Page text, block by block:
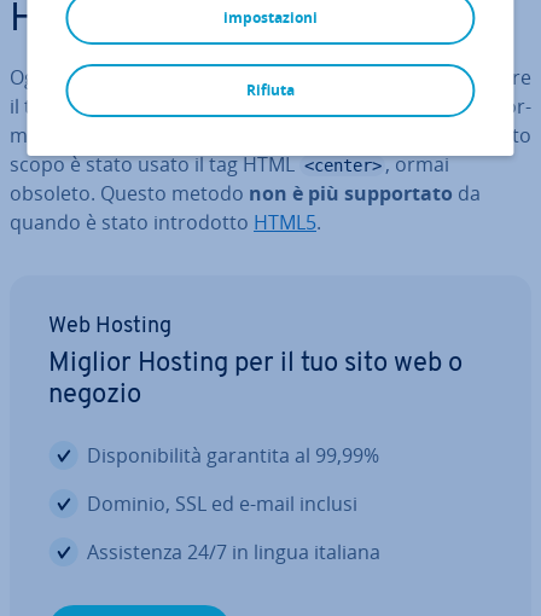
HTML
Oggi, ilcomando CSS
è uti­liz­za­to per centrare
il testo in HTML. Questa istru­zio­ne viene uti­liz­za­ta per for­
mat­ta­re il testo in oriz­zon­ta­le. Per molto tempo, a questo
scopo è stato usato il tag HTML <center> , ormai
obsoleto. Questo metodo non è più sup­por­ta­to da
quando è stato in­tro­dot­to HTML5.
Web Hosting
Miglior Hosting per il tuo sito web o
negozio
Di­spo­ni­bi­li­tà garantita al 99,99%
Dominio, SSL ed e-mail inclusi
As­si­sten­za 24/7 in lingua italiana
Rifiuta
impostazioni